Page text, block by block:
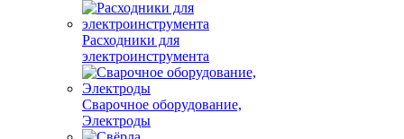
Расходники для
электроинструмента
Сварочное оборудование,
Электроды